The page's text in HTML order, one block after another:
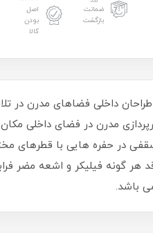
ضمانت
بازگشت
اصل
بودن
کالا
آرشید گلنور در توان های مصرفی 36/54 عرضه
مدرن در فضای داخلی
در حفره هایی با قطرهای
گونه فیلیکر و اشعه مضر